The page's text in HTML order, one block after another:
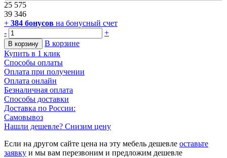
25 575
39 346
+ 384 бонусов на бонусный счет
-
+
В корзину
В корзине
Купить в 1 клик
Способы оплаты
Оплата при получении
Оплата онлайн
Безналичная оплата
Способы доставки
Доставка по России:
Самовывоз
Нашли дешевле? Снизим цену
Если на другом сайте цена на эту мебель дешевле оставьте
заявку и мы вам перезвоним и предложим дешевле